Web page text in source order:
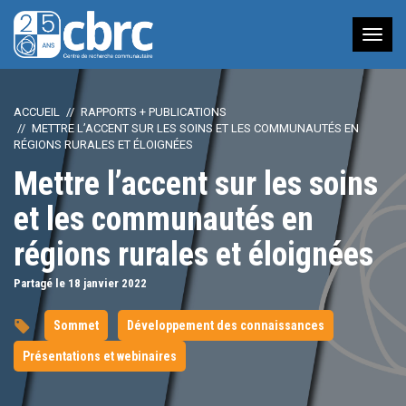
à
ACCUEIL
RAPPORTS + PUBLICATIONS
METTRE L’ACCENT SUR LES SOINS ET LES COMMUNAUTÉS EN
RÉGIONS RURALES ET ÉLOIGNÉES
Mettre l’accent sur les soins
et les communautés en
régions rurales et éloignées
Partagé le 18 janvier 2022
Sommet Développement des connaissances
Présentations et webinaires